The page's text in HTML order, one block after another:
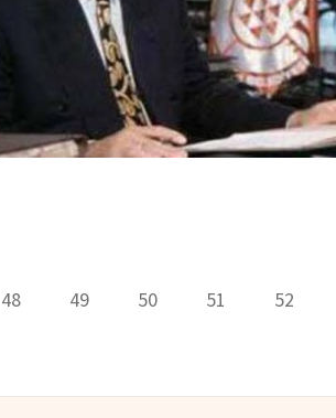
48 49 50 51 52